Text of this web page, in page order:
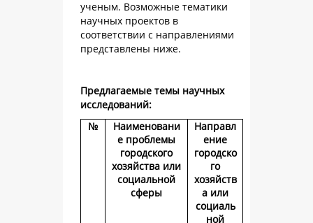
ученым. Возможные тематики
научных проектов в
соответствии с направлениями
представлены ниже.
Предлагаемые темы научных
исследований:
№
Наименовани
е проблемы
городского
хозяйства или
социальной
сферы
Направл
ение
городско
го
хозяйств
а или
социаль
ной